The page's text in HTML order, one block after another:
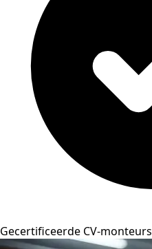
Gecertificeerde CV-monteurs